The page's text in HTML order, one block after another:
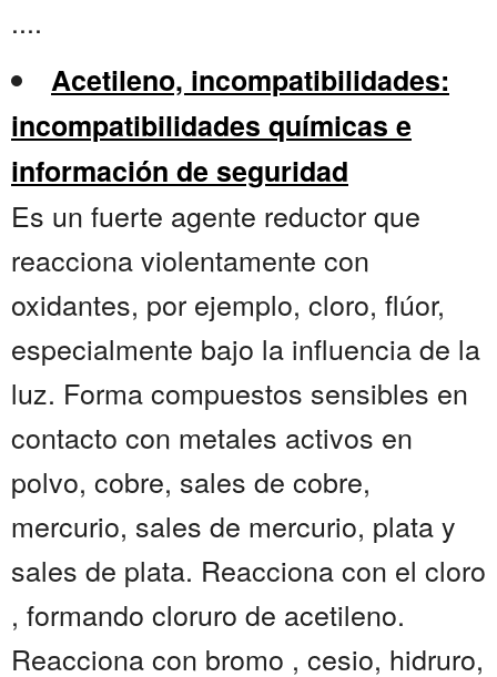
....
Acetileno, incompatibilidades:
incompatibilidades químicas e
información de seguridad
Es un fuerte agente reductor que
reacciona violentamente con
oxidantes, por ejemplo, cloro, flúor,
especialmente bajo la influencia de la
luz. Forma compuestos sensibles en
contacto con metales activos en
polvo, cobre, sales de cobre,
mercurio, sales de mercurio, plata y
sales de plata. Reacciona con el cloro
, formando cloruro de acetileno.
Reacciona con bromo , cesio, hidruro,